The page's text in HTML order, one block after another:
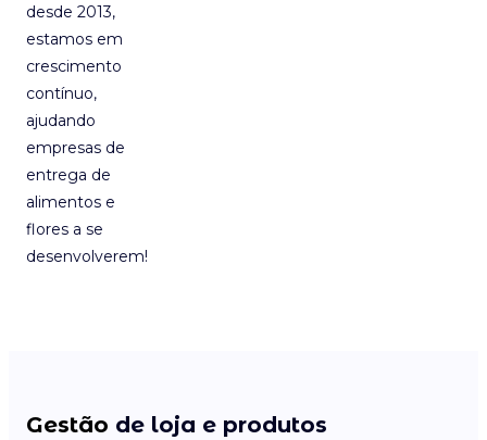
desde 2013,
estamos em
crescimento
contínuo,
ajudando
empresas de
entrega de
alimentos e
flores a se
desenvolverem!
Gestão de loja e produtos